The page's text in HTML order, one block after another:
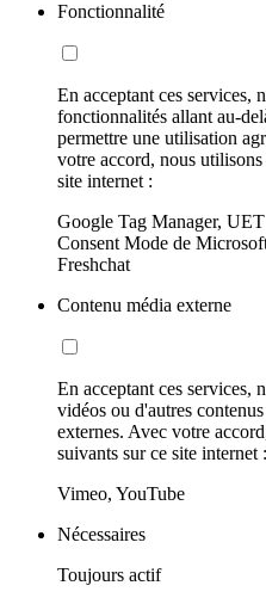
Fonctionnalité
En acceptant ces services,
fonctionnalités allant au-
permettre une utilisation
votre accord, nous
site internet :
Google Tag Manager,
Consent Mode de
Freshchat
Contenu média externe
En acceptant ces services,
vidéos ou d'autres
externes. Avec votre
suivants sur ce site internet :
Vimeo, YouTube
Nécessaires
Toujours actif